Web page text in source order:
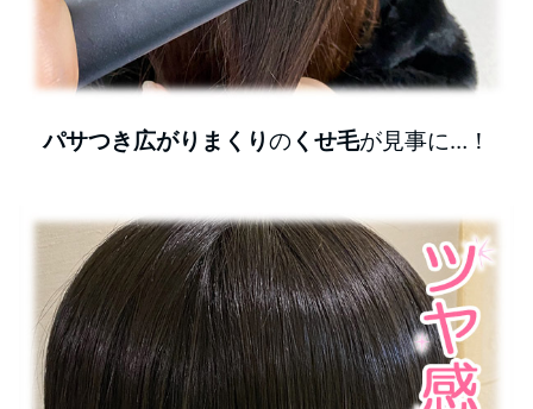
パサつき広がりまくりの くせ毛が見事に…！